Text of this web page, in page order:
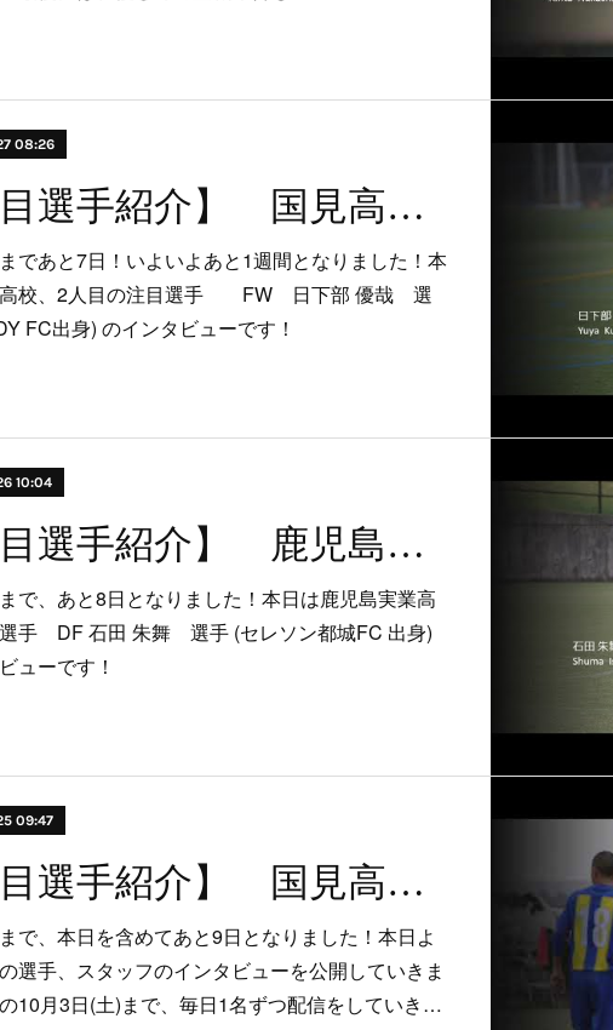
08:26
【注目選手紹介】 国見高校 日下部 優哉 選手
であと7日！いよいよあと1週間となりました！本
高校、2人目の注目選手 FW 日下部 優哉 選
FC出身) のインタビューです！
10:04
【注目選手紹介】 鹿児島実業高校 石田 朱舞 選手
で、あと8日となりました！本日は鹿児島実業高
手 DF 石田 朱舞 選手 (セレソン都城FC 出身)
ューです！
09:47
【注目選手紹介】 国見高校 祖川 翔愛 選手
で、本日を含めてあと9日となりました！本日よ
選手、スタッフのインタビューを公開していきま
10月3日(土)まで、毎日1名ずつ配信をしていき…